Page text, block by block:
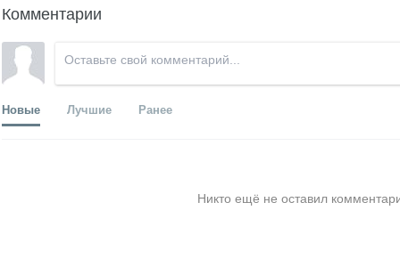
Комментарии
Новые Лучшие Ранее
Никто ещё не оставил